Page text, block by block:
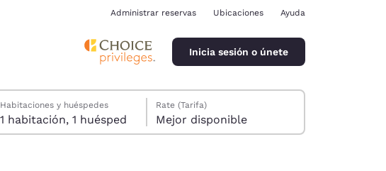
Administrar reservas Ubicaciones Ayuda
Inicia sesión o únete
Habitaciones y huéspedes
1 habitación, 1 huésped
Rate (Tarifa)
Mejor disponible